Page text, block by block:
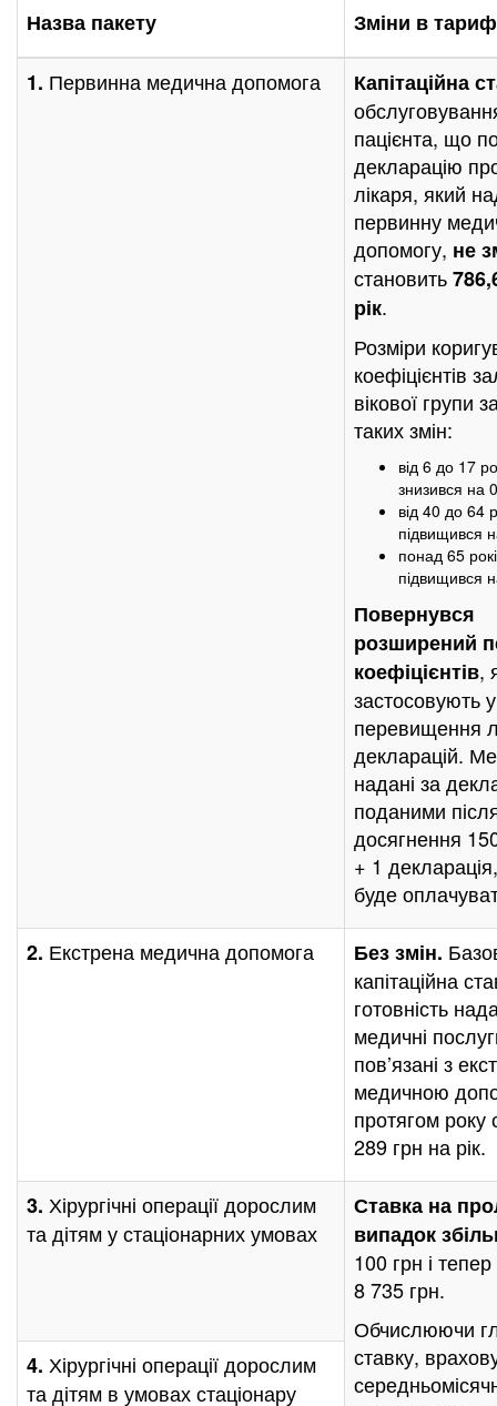
Назва пакету
Зміни в
1. Первинна медична допомога
Капітаційна
пацієнта, що
декларацію
лікаря, який
первинну
допомогу, не
становить
рік.
Розміри
коефіцієнтів
вікової групи
таких змін:
від 6 до 17
знизився на
від 40 до 64
підвищився
понад 65
підвищився
Повернувся
розширений
коефіцієнтів,
застосовують у
перевищення
декларацій.
надані за
поданими
досягнення
+ 1
буде
2. Екстрена медична допомога Без змін.
капітаційна
готовність
медичні
пов’язані з
медичною
протягом року
289 грн на рік.
3. Хірургічні операції дорослим
та дітям у стаціонарних умовах
Ставка на
випадок
100 грн і
8 735 грн.
Обчислюючи
ставку,
4. Хірургічні операції дорослим
та дітям в умовах стаціонару